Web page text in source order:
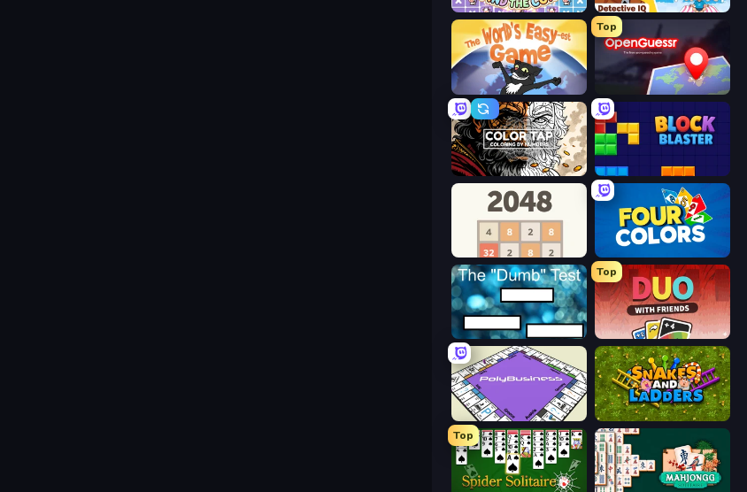
Find The Cow Detective IQ: Brain Games
Top
OpenGuessr - Geo Guessing
Color Tap: Coloring by Numbers Block Blaster
2048
The Dumb Test
Top
DUO With Friends
PolyBusiness (Unofficial Monopoly) Snakes and Ladders
Top